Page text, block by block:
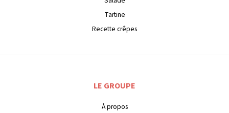
Tartine
Recette crêpes
LE GROUPE
À propos